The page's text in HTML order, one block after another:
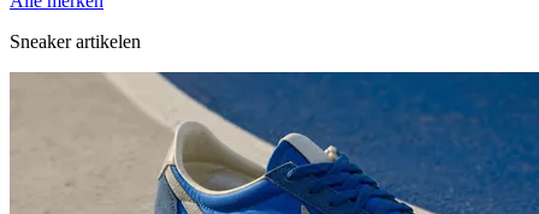
Sneaker artikelen